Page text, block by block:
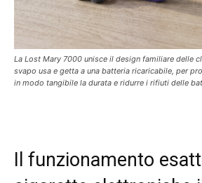
La Lost Mary 7000 unisce il design familiare delle
svapo usa e getta a una batteria ricaricabile, per
in modo tangibile la durata e ridurre i rifiuti delle
Il funzionamento